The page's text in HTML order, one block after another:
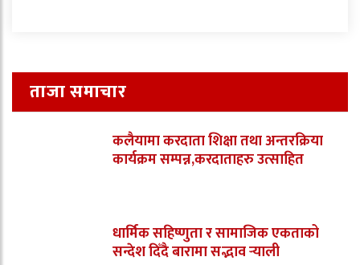
ताजा समाचार
कलैयामा करदाता शिक्षा तथा अन्तरक्रिया
कार्यक्रम सम्पन्न,करदाताहरु उत्साहित
धार्मिक सहिष्णुता र सामाजिक एकताको
सन्देश दिँदै बारामा सद्भाव र्‍याली